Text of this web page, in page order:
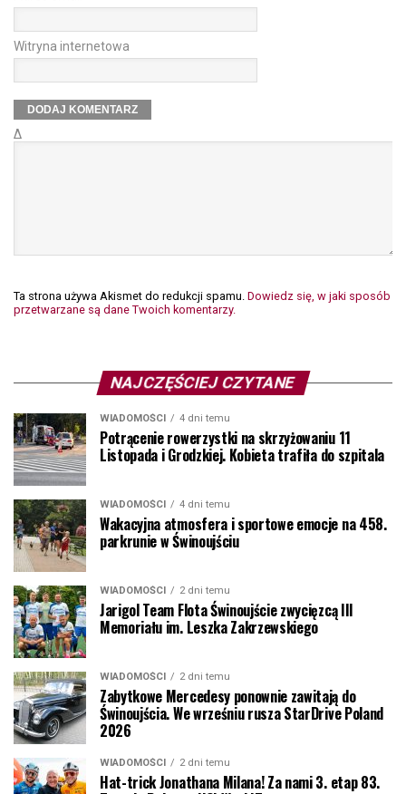
Witryna internetowa
Δ
Ta strona używa Akismet do redukcji spamu. Dowiedz się, w jaki sposób
przetwarzane są dane Twoich komentarzy.
NAJCZĘŚCIEJ CZYTANE
WIADOMOŚCI 4 dni temu
Potrącenie rowerzystki na skrzyżowaniu 11
Listopada i Grodzkiej. Kobieta trafiła do szpitala
WIADOMOŚCI 4 dni temu
Wakacyjna atmosfera i sportowe emocje na 458.
parkrunie w Świnoujściu
WIADOMOŚCI 2 dni temu
Jarigol Team Flota Świnoujście zwycięzcą III
Memoriału im. Leszka Zakrzewskiego
WIADOMOŚCI 2 dni temu
Zabytkowe Mercedesy ponownie zawitają do
Świnoujścia. We wrześniu rusza StarDrive Poland
2026
WIADOMOŚCI 2 dni temu
Hat-trick Jonathana Milana! Za nami 3. etap 83.